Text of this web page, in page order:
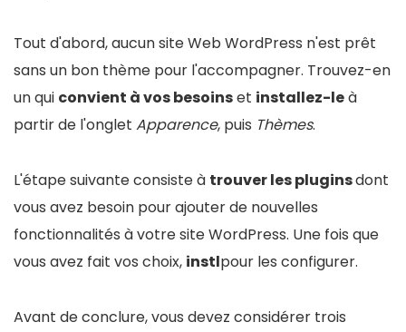
Tout d'abord, aucun site Web WordPress n'est prêt
sans un bon thème pour l'accompagner. Trouvez-en
un qui convient à vos besoinset installez-leà
partir de l'onglet Apparence, puis Thèmes.
L'étape suivante consiste à trouver les pluginsdont
vous avez besoin pour ajouter de nouvelles
fonctionnalités à votre site WordPress. Une fois que
vous avez fait vos choix, instlpour les configurer.
Avant de conclure, vous devez considérer trois